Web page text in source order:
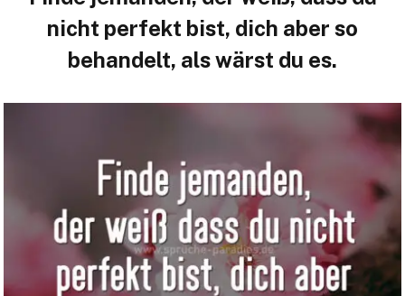
nicht perfekt bist, dich aber so
behandelt, als wärst du es.